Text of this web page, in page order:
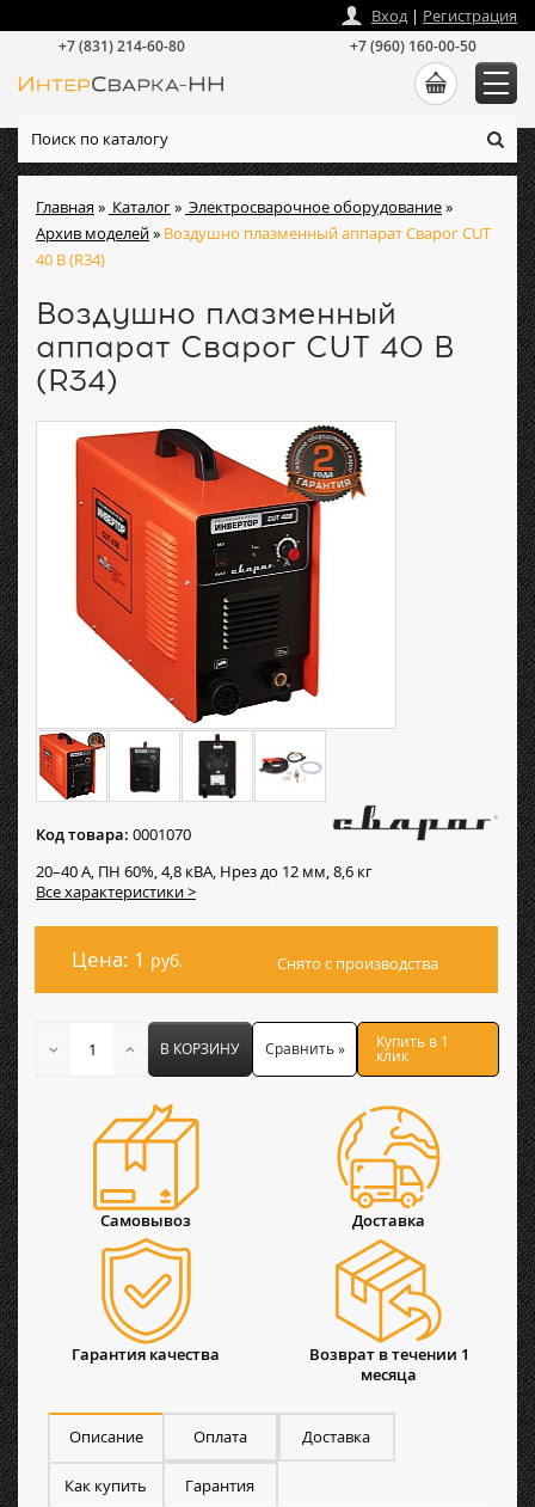
Главная» Каталог» Электросварочное оборудование»
Архив моделей» Воздушно плазменный аппарат Сварог CUT
40 В (R34)
Воздушно плазменный
аппарат Сварог CUT 40 В
(R34)
Код товара: 0001070
20–40 А, ПН 60%, 4,8 кВА, Hрез до 12 мм, 8,6 кг
Все характеристики >
Цена: 1 руб. Снято с производства
В КОРЗИНУ Сравнить » Купить в 1
клик
Самовывоз Доставка
Гарантия качества
Возврат в течении 1
месяца
Описание Оплата Доставка
Как купить Гарантия
Вход| Регистрация
+7 (831) 214-60-80 +7 (960) 160-00-50